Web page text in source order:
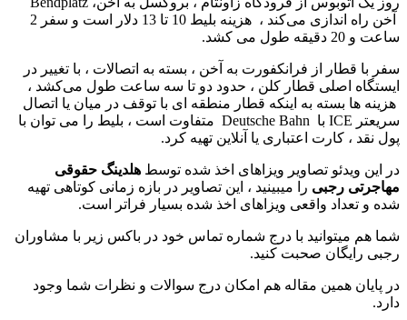
آخن راه ‌اندازی می‌کند ، هزینه بلیط 10 تا 13 دلار است و سفر 2
ساعت و 20 دقیقه طول می کشد.
سفر با قطار از فرانکفورت به آخن ، بسته به اتصالات ، با تغییر در
ایستگاه اصلی قطار کلن ، حدود دو تا سه ساعت طول می‌کشد ،
هزینه ها بسته به اینکه قطار منطقه ای با توقف در میان یا اتصال
سریعتر ICE با Deutsche Bahn متفاوت است ، بلیط را می توان با
پول نقد ، کارت اعتباری یا آنلاین تهیه کرد.
در این ویدئو تصاویر ویزاهای اخذ شده توسط هلدینگ حقوقی
مهاجرتی رجبی را میبینید ، این تصاویر در بازه زمانی کوتاهی تهیه
شده و تعداد واقعی ویزاهای اخذ شده بسیار فراتر است.
شما هم میتوانید با درج شماره تماس خود در باکس زیر با مشاوران
رجبی رایگان صحبت کنید.
در پایان همین مقاله هم امکان درج سوالات و نظرات شما وجود
دارد.